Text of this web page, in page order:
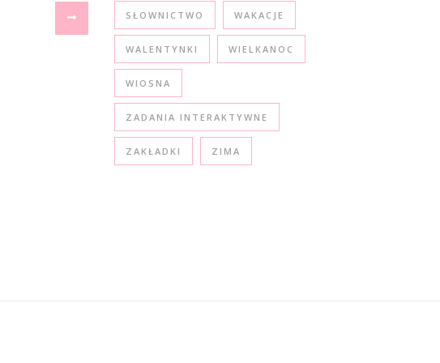
SŁOWNICTWO WAKACJE
WALENTYNKI WIELKANOC
WIOSNA
ZADANIA INTERAKTYWNE
ZAKŁADKI ZIMA